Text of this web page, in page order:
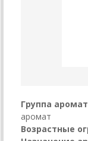
Группа
аромат
Возрастные